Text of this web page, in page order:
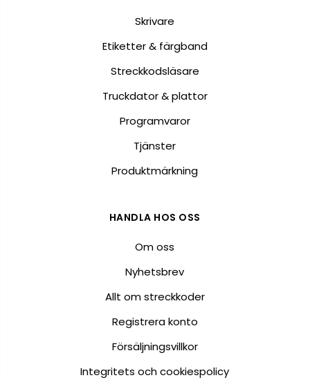
Skrivare
Etiketter & färgband
Streckkodsläsare
Truckdator & plattor
Programvaror
Tjänster
Produktmärkning
HANDLA HOS OSS
Om oss
Nyhetsbrev
Allt om streckkoder
Registrera konto
Försäljningsvillkor
Integritets och cookiespolicy